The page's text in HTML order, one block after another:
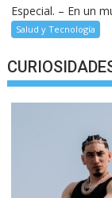
Especial. – En un
Salud y Tecnología